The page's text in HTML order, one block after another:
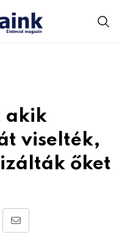
akik
viselték,
őket
Share